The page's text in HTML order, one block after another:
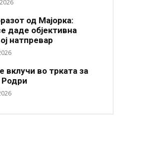
од Мајорка:
даде објективна
натпревар
вклучи во трката за
Родри